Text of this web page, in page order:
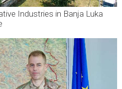
Industries in Banja Luka